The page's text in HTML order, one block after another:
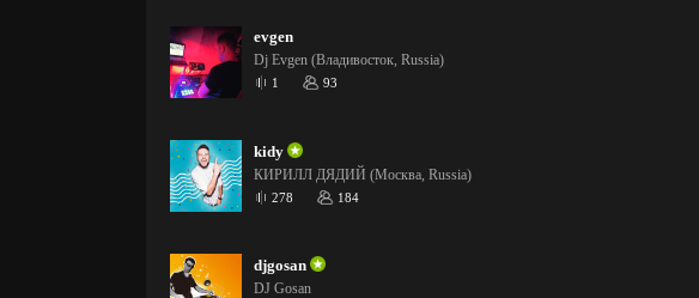
evgen
Dj Evgen (Владивосток, Russia)
1 93
kidy
КИРИЛЛ ДЯДИЙ (Москва, Russia)
278 184
djgosan
DJ Gosan